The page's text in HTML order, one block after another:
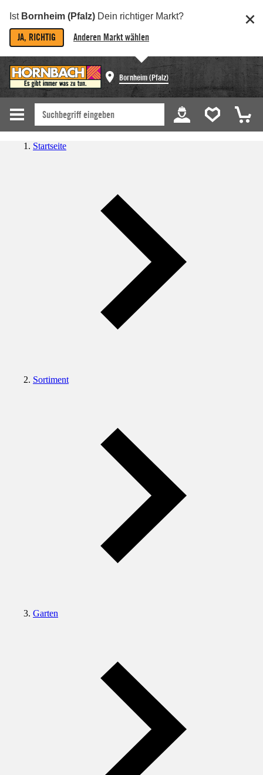
Ist Bornheim (Pfalz) Dein richtiger Markt?
JA, RICHTIG Anderen Markt wählen
Bornheim (Pfalz)
Startseite
Sortiment
Garten